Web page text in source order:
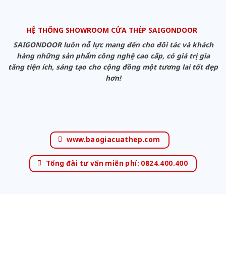
HỆ THỐNG SHOWROOM CỬA THÉP SAIGONDOOR
SAIGONDOOR luôn nỗ lực mang đến cho đối tác và khách
hàng những sản phẩm công nghệ cao cấp, có giá trị gia
tăng tiện ích, sáng tạo cho cộng đồng một tương lai tốt đẹp
hơn!
www.baogiacuathep.com
Tổng đài tư vấn miễn phí: 0824.400.400